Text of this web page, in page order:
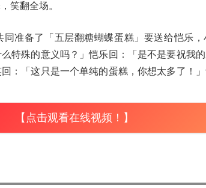
笑翻全场。
准备了「五层翻糖蝴蝶蛋糕」要送给恺乐，
么特殊的意义吗？」恺乐回：「是不是要祝我
：「这只是一个单纯的蛋糕，你想太多了！
【点击观看在线视频！】